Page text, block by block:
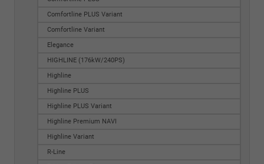
Comfortline PLUS Variant
Comfortline Variant
Elegance
HIGHLINE (176kW/240PS)
Highline
Highline PLUS
Highline PLUS Variant
Highline Premium NAVI
Highline Variant
R-Line